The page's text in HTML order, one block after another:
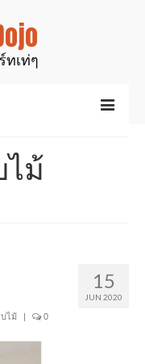
ทเท่ๆ
ไม้
15
JUN 2020
บไม้ | 0